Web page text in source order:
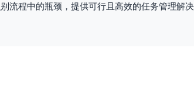
流程中的瓶颈，提供可行且高效的任务管理解